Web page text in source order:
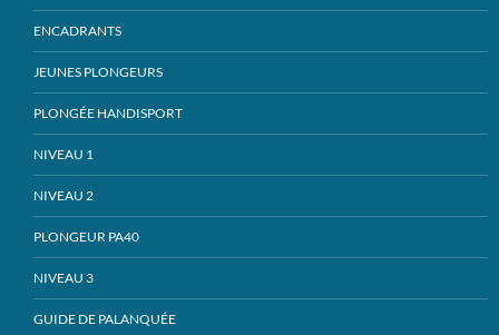
ENCADRANTS
JEUNES PLONGEURS
PLONGÉE HANDISPORT
NIVEAU 1
NIVEAU 2
PLONGEUR PA40
NIVEAU 3
GUIDE DE PALANQUÉE